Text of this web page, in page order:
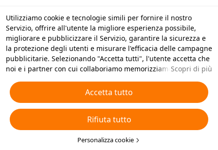
Utilizziamo cookie e tecnologie simili per fornire il nostro
Servizio, offrire all'utente la migliore esperienza possibile,
migliorare e pubblicizzare il Servizio, garantire la sicurezza e
la protezione degli utenti e misurare l'efficacia delle campagne
pubblicitarie. Selezionando "Accetta tutti", l'utente accetta che
noi e i partner con cui collaboriamo memorizziamo cookie e
pubblicitari. L'utente può anche selezionare "Rifiuta tutti" per i
cookie non essenziali, oppure scegliere quali tipi di cookie
accettare o disattivare cliccando su "Personalizza cookie" qui
sotto o in qualsiasi momento nelle impostazioni sulla privacy.
Per ulteriori informazioni, visualizza la nostraInformativa sui
Cookie e sulle Tecnologie Simili.
Scopri di più
Accetta tutto
Rifiuta tutto
Personalizza cookie